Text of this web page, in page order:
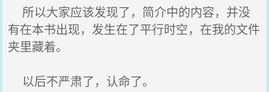
所以大家应该发现了，简介中的内容，并没
有在本书出现，发生在了平行时空，在我的文件
夹里藏着。
以后不严肃了，认命了。